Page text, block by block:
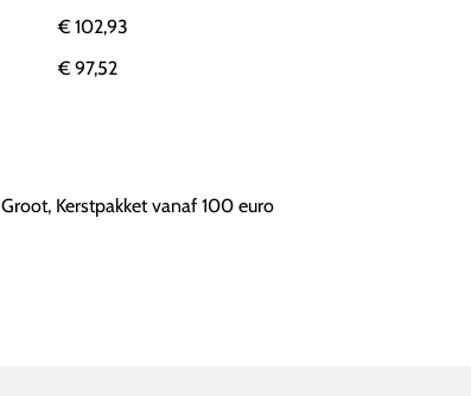
€ 102,93
€ 97,52
, Kerstpakket vanaf 100 euro